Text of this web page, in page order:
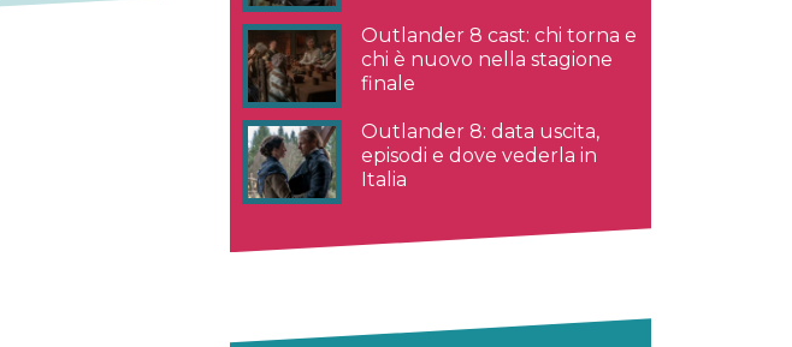
Outlander 8 cast: chi torna e
chi è nuovo nella stagione
finale
Outlander 8: data uscita,
episodi e dove vederla in
Italia